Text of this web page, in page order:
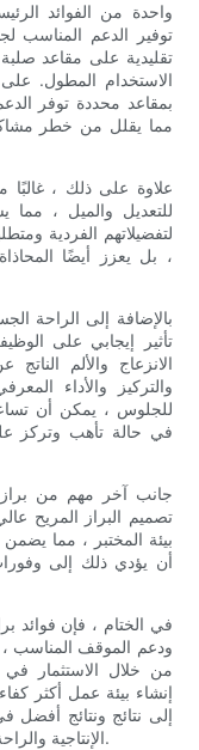
واحدة من الفوائد
توفير الدعم المناسب
تقليدية على مقاعد
الاستخدام المطول.
بمقاعد محددة توفر
مما يقلل من خطر
علاوة على ذلك ، غالبًا
للتعديل والميل ،
لتفضيلاتهم الفردية
، بل يعزز أيضًا
بالإضافة إلى الراحة
تأثير إيجابي على
الانزعاج والألم
والتركيز والأداء
للجلوس ، يمكن أن تساعد
في حالة تأهب وتركز
جانب آخر مهم من براز
تصميم البراز المريح
بيئة المختبر ، مما
أن يؤدي ذلك إلى
في الختام ، فإن فوائد
ودعم الموقف المناسب ،
من خلال الاستثمار
إنشاء بيئة عمل أكثر
إلى نتائج ونتائج أفضل
الإنتاجية والراحة في المختبر ، فإن التصميم المريح هو المفتاح.